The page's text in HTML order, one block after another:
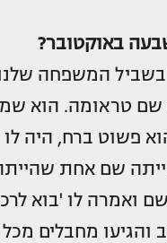
באוקטובר?
המשפחה
שם טראומה. הוא
פשוט ברח, היה לו
שם אחת
ואמרה לו 'בוא
לרכב והגיעו מחבלים